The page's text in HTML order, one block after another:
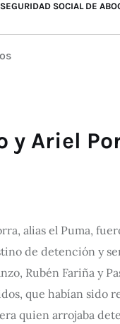
SOCIAL DE
y Ariel
alias el Puma,
de detención y
Rubén Fariña
que habían sido
quien arrojaba